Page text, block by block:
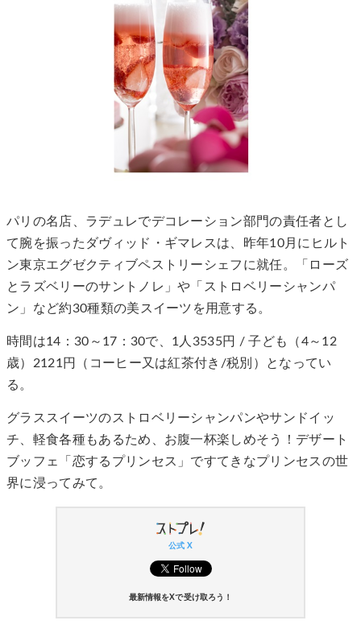
パリの名店、ラデュレでデコレーション部門の責任者とし
て腕を振ったダヴィッド・ギマレスは、昨年10月にヒルト
ン東京エグゼクティブペストリーシェフに就任。「ローズ
とラズベリーのサントノレ」や「ストロベリーシャンパ
ン」など約30種類の美スイーツを用意する。
時間は14：30～17：30で、1人3535円 / 子ども（4～12
歳）2121円（コーヒー又は紅茶付き/税別）となってい
る。
グラススイーツのストロベリーシャンパンやサンドイッ
チ、軽食各種もあるため、お腹一杯楽しめそう！デザート
ブッフェ「恋するプリンセス」ですてきなプリンセスの世
界に浸ってみて。
公式 X
最新情報をXで受け取ろう！